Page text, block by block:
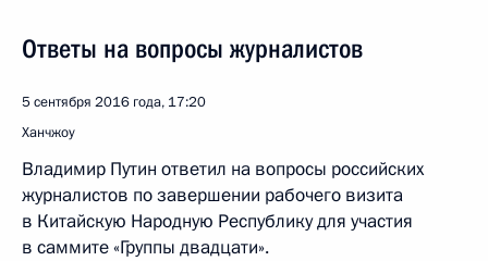
Ответы на вопросы журналистов
5 сентября 2016 года, 17:20
Ханчжоу
Владимир Путин ответил на вопросы российских
журналистов по завершении рабочего визита
в Китайскую Народную Республику для участия
в саммите «Группы двадцати».